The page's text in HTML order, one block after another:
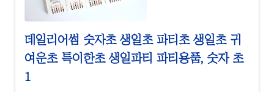
데일리어썸 숫자초 생일초 파티초 생일초 귀
여운초 특이한초 생일파티 파티용품, 숫자 초
1